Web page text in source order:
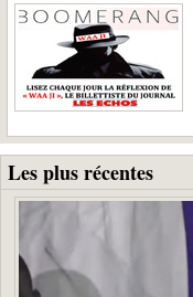
Les plus récentes